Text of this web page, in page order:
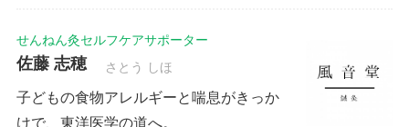
せんねん灸セルフケアサポーター
佐藤 志穂 さとう しほ
子どもの食物アレルギーと喘息がきっか
けで、東洋医学の道へ。